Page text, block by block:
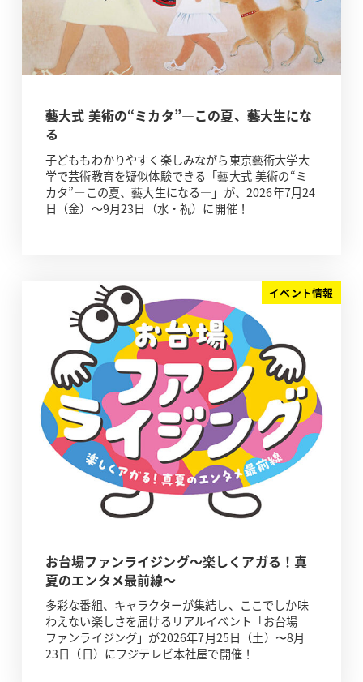
藝大式 美術の“ミカタ”―この夏、藝大生にな
る―
子どももわかりやすく楽しみながら東京藝術大学大
学で芸術教育を疑似体験できる「藝大式 美術の“ミ
カタ”―この夏、藝大生になる―」が、2026年7月24
日（金）～9月23日（水・祝）に開催！
イベント情報
お台場ファンライジング～楽しくアガる！真
夏のエンタメ最前線～
多彩な番組、キャラクターが集結し、ここでしか味
わえない楽しさを届けるリアルイベント「お台場
ファンライジング」が2026年7月25日（土）〜8月
23日（日）にフジテレビ本社屋で開催！